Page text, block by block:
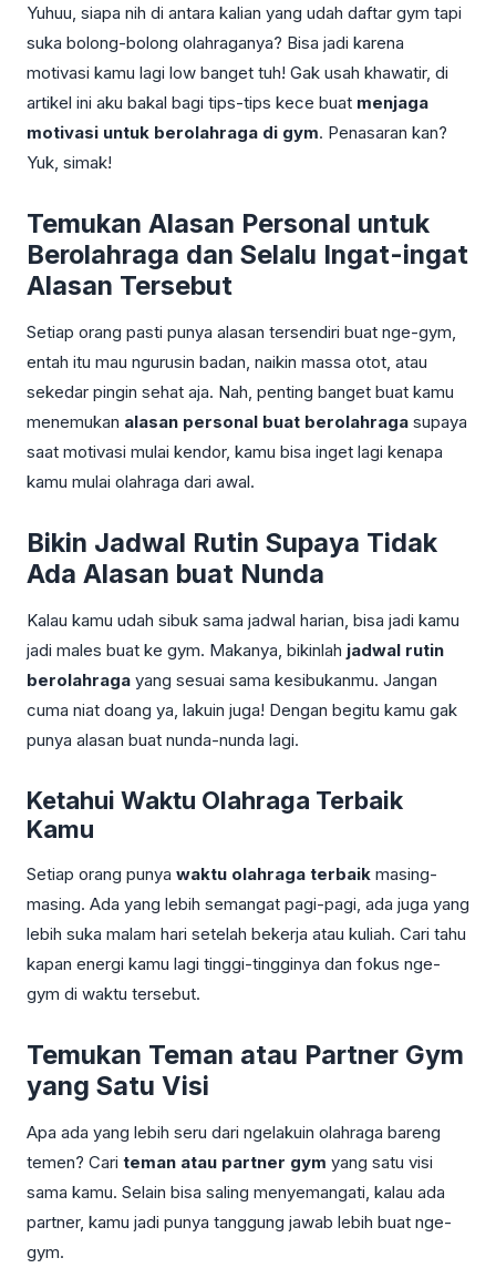
Yuhuu, siapa nih di antara kalian yang udah daftar gym tapi
suka bolong-bolong olahraganya? Bisa jadi karena
motivasi kamu lagi low banget tuh! Gak usah khawatir, di
artikel ini aku bakal bagi tips-tips kece buat menjaga
motivasi untuk berolahraga di gym. Penasaran kan?
Yuk, simak!
Temukan Alasan Personal untuk
Berolahraga dan Selalu Ingat-ingat
Alasan Tersebut
Setiap orang pasti punya alasan tersendiri buat nge-gym,
entah itu mau ngurusin badan, naikin massa otot, atau
sekedar pingin sehat aja. Nah, penting banget buat kamu
menemukan alasan personal buat berolahraga supaya
saat motivasi mulai kendor, kamu bisa inget lagi kenapa
kamu mulai olahraga dari awal.
Bikin Jadwal Rutin Supaya Tidak
Ada Alasan buat Nunda
Kalau kamu udah sibuk sama jadwal harian, bisa jadi kamu
jadi males buat ke gym. Makanya, bikinlah jadwal rutin
berolahraga yang sesuai sama kesibukanmu. Jangan
cuma niat doang ya, lakuin juga! Dengan begitu kamu gak
punya alasan buat nunda-nunda lagi.
Ketahui Waktu Olahraga Terbaik
Kamu
Setiap orang punya waktu olahraga terbaik masing-
masing. Ada yang lebih semangat pagi-pagi, ada juga yang
lebih suka malam hari setelah bekerja atau kuliah. Cari tahu
kapan energi kamu lagi tinggi-tingginya dan fokus nge-
gym di waktu tersebut.
Temukan Teman atau Partner Gym
yang Satu Visi
Apa ada yang lebih seru dari ngelakuin olahraga bareng
temen? Cari teman atau partner gym yang satu visi
sama kamu. Selain bisa saling menyemangati, kalau ada
partner, kamu jadi punya tanggung jawab lebih buat nge-
gym.